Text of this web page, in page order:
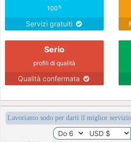
100%
Servizi gratuiti
Serio
profili di qualità
Qualità confermata
Lavoriamo sodo per darti il miglior